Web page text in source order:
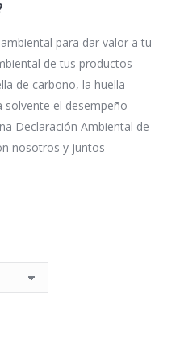
para dar valor a tu
de tus productos
de carbono, la huella
el desempeño
Declaración Ambiental de
nosotros y juntos